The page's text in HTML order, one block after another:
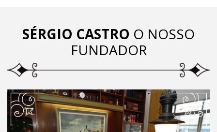
SÉRGIO CASTRO O NOSSO
FUNDADOR